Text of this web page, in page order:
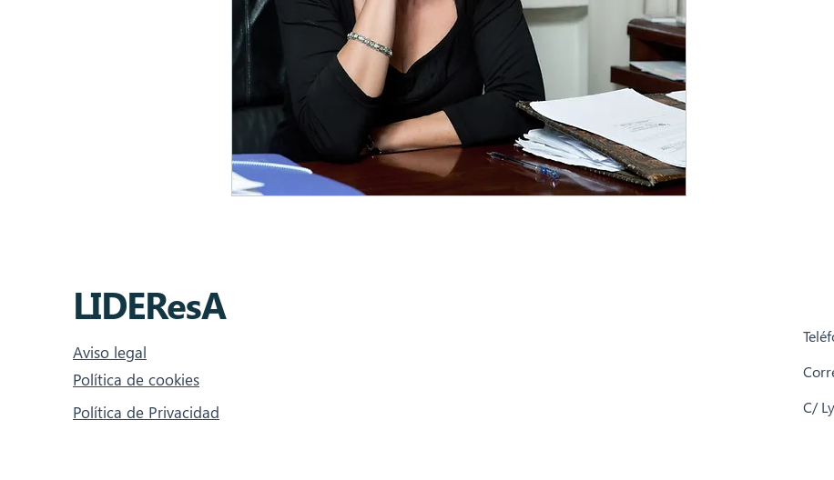
LIDEResA
Aviso legal
Política de cookies
Política de Privacidad
C/